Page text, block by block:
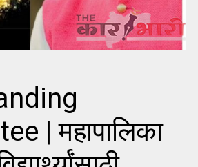
| महापालिका